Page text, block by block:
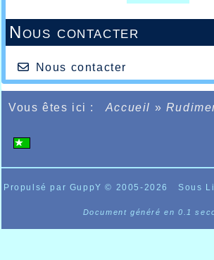
Nous contacter
Nous contacter
Vous êtes ici : Accueil »
Propulsé par GuppY© 2005-2026 Sous
Document généré en 0.1